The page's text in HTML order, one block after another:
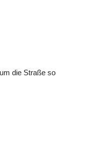
die Straße so